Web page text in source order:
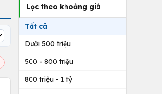
Lọc theo khoảng giá
Tất cả
Dưới 500 triệu
500 - 800 triệu
800 triệu - 1 tỷ